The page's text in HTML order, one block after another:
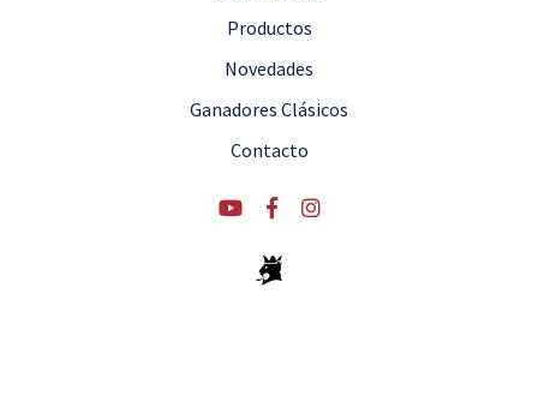
Productos
Novedades
Ganadores Clásicos
Contacto